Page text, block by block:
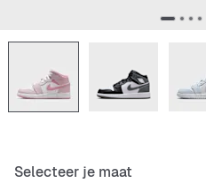
Selecteer je maat